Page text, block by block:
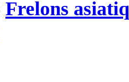
Frelons